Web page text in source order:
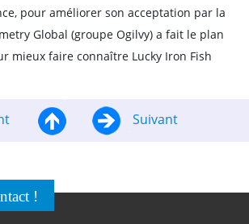
pour améliorer son acceptation par la
Global (groupe Ogilvy) a fait le plan
mieux faire connaître Lucky Iron Fish
Suivant
!